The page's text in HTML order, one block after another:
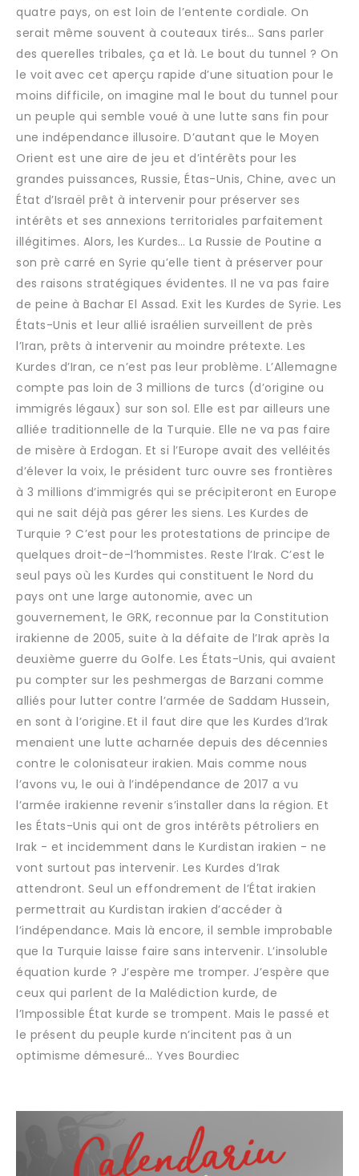
quatre pays, on est loin de l’entente cordiale. On
serait même souvent à couteaux tirés… Sans parler
des querelles tribales, ça et là. Le bout du tunnel ? On
le voit avec cet aperçu rapide d’une situation pour le
moins difficile, on imagine mal le bout du tunnel pour
un peuple qui semble voué à une lutte sans fin pour
une indépendance illusoire. D’autant que le Moyen
Orient est une aire de jeu et d’intérêts pour les
grandes puissances, Russie, Étas-Unis, Chine, avec un
État d’Israël prêt à intervenir pour préserver ses
intérêts et ses annexions territoriales parfaitement
illégitimes. Alors, les Kurdes… La Russie de Poutine a
son prè carré en Syrie qu’elle tient à préserver pour
des raisons stratégiques évidentes. Il ne va pas faire
de peine à Bachar El Assad. Exit les Kurdes de Syrie. Les
États-Unis et leur allié israélien surveillent de près
l’Iran, prêts à intervenir au moindre prétexte. Les
Kurdes d’Iran, ce n’est pas leur problème. L’Allemagne
compte pas loin de 3 millions de turcs (d’origine ou
immigrés légaux) sur son sol. Elle est par ailleurs une
alliée traditionnelle de la Turquie. Elle ne va pas faire
de misère à Erdogan. Et si l’Europe avait des velléités
d’élever la voix, le président turc ouvre ses frontières
à 3 millions d’immigrés qui se précipiteront en Europe
qui ne sait déjà pas gérer les siens. Les Kurdes de
Turquie ? C’est pour les protestations de principe de
quelques droit-de-l’hommistes. Reste l’Irak. C’est le
seul pays où les Kurdes qui constituent le Nord du
pays ont une large autonomie, avec un
gouvernement, le GRK, reconnue par la Constitution
irakienne de 2005, suite à la défaite de l’Irak après la
deuxième guerre du Golfe. Les États-Unis, qui avaient
pu compter sur les peshmergas de Barzani comme
alliés pour lutter contre l’armée de Saddam Hussein,
en sont à l’origine. Et il faut dire que les Kurdes d’Irak
menaient une lutte acharnée depuis des décennies
contre le colonisateur irakien. Mais comme nous
l’avons vu, le oui à l’indépendance de 2017 a vu
l’armée irakienne revenir s’installer dans la région. Et
les États-Unis qui ont de gros intérêts pétroliers en
Irak - et incidemment dans le Kurdistan irakien - ne
vont surtout pas intervenir. Les Kurdes d’Irak
attendront. Seul un effondrement de l’État irakien
permettrait au Kurdistan irakien d’accéder à
l’indépendance. Mais là encore, il semble improbable
que la Turquie laisse faire sans intervenir. L’insoluble
équation kurde ? J’espère me tromper. J’espère que
ceux qui parlent de la Malédiction kurde, de
l’Impossible État kurde se trompent. Mais le passé et
le présent du peuple kurde n’incitent pas à un
optimisme démesuré… Yves Bourdiec